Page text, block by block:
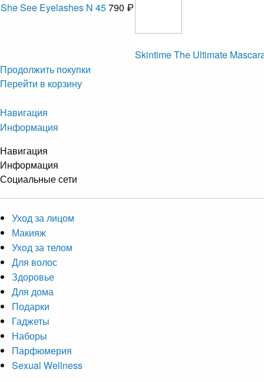
She See Eyelashes N 45790 ₽
Skintime The Ultimate
Продолжить покупки
Перейти в корзину
Навигация
Информация
Навигация
Информация
Социальные сети
Уход за лицом
Макияж
Уход за телом
Для волос
Здоровье
Для дома
Подарки
Гаджеты
Наборы
Парфюмерия
Sexual Wellness